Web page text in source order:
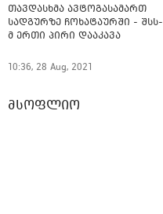
თავდასხმა ავტოგასამართ
სადგურზე ჩოხატაურში - შსს-
მ ერთი პირი დააკავა
10:36, 28 Aug, 2021
მსოფლიო